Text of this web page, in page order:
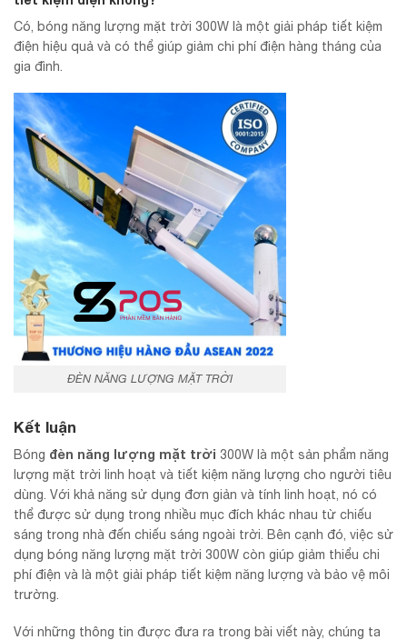
Có, bóng năng lượng mặt trời 300W là một giải pháp tiết kiệm
điện hiệu quả và có thể giúp giảm chi phí điện hàng tháng của
gia đình.
ĐÈN NĂNG LƯỢNG MẶT TRỜI
Kết luận
Bóng đèn năng lượng mặt trời 300W là một sản phẩm năng
lượng mặt trời linh hoạt và tiết kiệm năng lượng cho người tiêu
dùng. Với khả năng sử dụng đơn giản và tính linh hoạt, nó có
thể được sử dụng trong nhiều mục đích khác nhau từ chiếu
sáng trong nhà đến chiếu sáng ngoài trời. Bên cạnh đó, việc sử
dụng bóng năng lượng mặt trời 300W còn giúp giảm thiểu chi
phí điện và là một giải pháp tiết kiệm năng lượng và bảo vệ môi
trường.
Với những thông tin được đưa ra trong bài viết này, chúng ta